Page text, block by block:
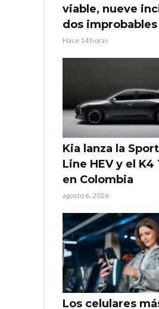
viable, nueve
dos improbables
Hace 14 horas
Kia lanza la
Line HEV y el K4
en Colombia
agosto 6, 2026
Los celulares